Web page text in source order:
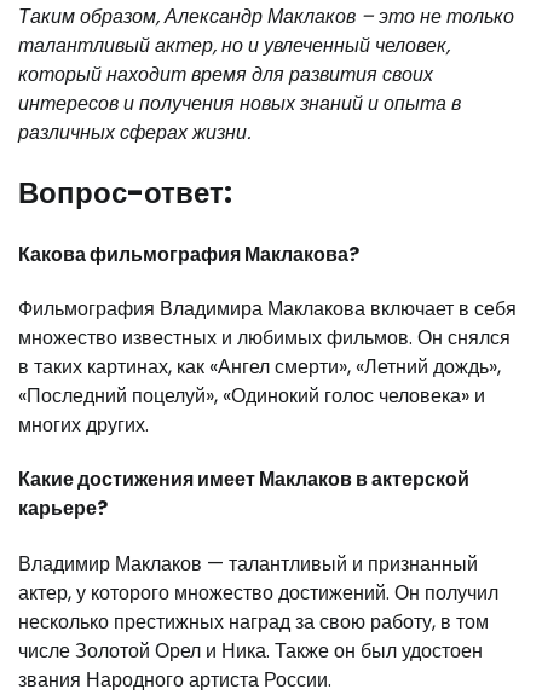
Таким образом, Александр Маклаков – это не только
талантливый актер, но и увлеченный человек,
который находит время для развития своих
интересов и получения новых знаний и опыта в
различных сферах жизни.
Вопрос-ответ:
Какова фильмография Маклакова?
Фильмография Владимира Маклакова включает в себя
множество известных и любимых фильмов. Он снялся
в таких картинах, как «Ангел смерти», «Летний дождь»,
«Последний поцелуй», «Одинокий голос человека» и
многих других.
Какие достижения имеет Маклаков в актерской
карьере?
Владимир Маклаков — талантливый и признанный
актер, у которого множество достижений. Он получил
несколько престижных наград за свою работу, в том
числе Золотой Орел и Ника. Также он был удостоен
звания Народного артиста России.